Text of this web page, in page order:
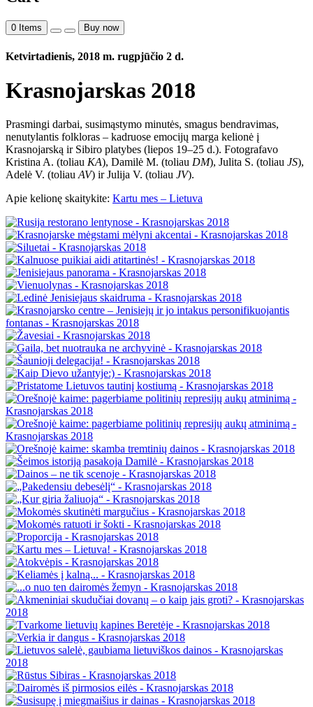
0 Items Buy now
Ketvirtadienis, 2018 m. rugpjūčio 2 d.
Krasnojarskas 2018
Prasmingi darbai, susimąstymo minutės, smagus bendravimas,
nenutylantis folkloras – kadruose emocijų marga kelionė į
Krasnojarską ir Sibiro platybes (liepos 19–25 d.). Fotografavo
Kristina A. (toliau KA), Damilė M. (toliau DM), Julita S. (toliau JS),
Adelė V. (toliau AV) ir Julija V. (toliau JV).
Apie kelionę skaitykite: Kartu mes – Lietuva